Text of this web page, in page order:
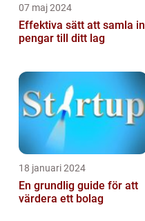
07 maj 2024
Effektiva sätt att samla in
pengar till ditt lag
18 januari 2024
En grundlig guide för att
värdera ett bolag